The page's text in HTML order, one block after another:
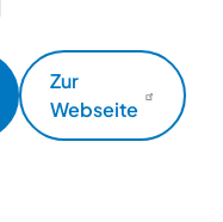
Zur
Webseite